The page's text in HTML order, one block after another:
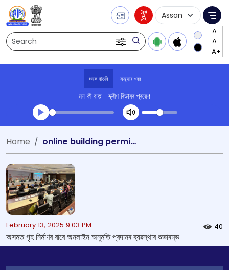
Search
Language
শুনক বাতৰি সন্ধ্যার খবর
মন কী বাত স্ক্ৰীণ ৰিডাৰৰ প্ৰৱেশ
Transcript summary
খেলা অডিঅ' সন্ধ্যার খবর
Home online building permission assam
February 13, 2025 9:03 PM 40
অসমত গৃহ নিৰ্মাণৰ বাবে অনলাইন অনুমতি প্ৰদানৰ ব্যৱস্থাৰ শুভাৰম্ভ